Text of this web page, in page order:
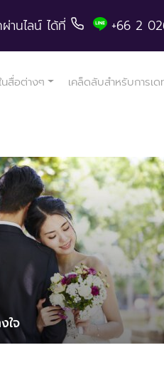
านไลน์ ได้ที่ +66 2
สื่อต่างๆ เคล็ดลับสำหรับการเด
ใจ